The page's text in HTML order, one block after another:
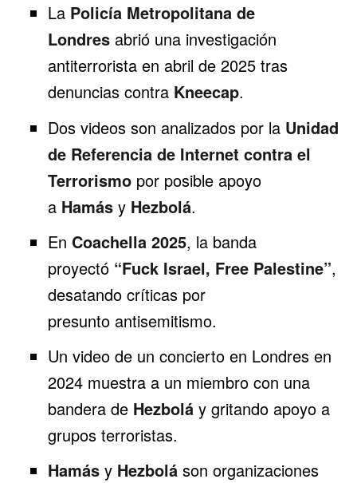
La Policía Metropolitana de
Londresabrió una investigación
antiterrorista en abril de 2025 tras
denuncias contra Kneecap.
Dos videos son analizados por la Unidad
de Referencia de Internet contra el
Terrorismopor posible apoyo
a Hamásy Hezbolá.
En Coachella 2025, la banda
proyectó “Fuck Israel, Free Palestine”,
desatando críticas por
presunto antisemitismo.
Un video de un concierto en Londres en
2024 muestra a un miembro con una
bandera de Hezboláy gritando apoyo a
grupos terroristas.
Hamásy Hezboláson organizaciones